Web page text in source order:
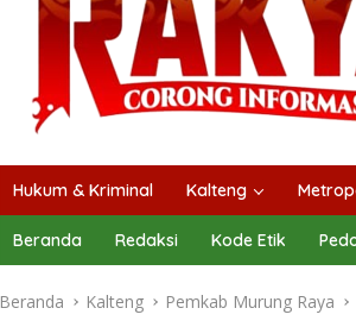
Hukum & Kriminal Kalteng
Beranda Redaksi Kode Etik
Beranda Kalteng Pemkab Murung Raya